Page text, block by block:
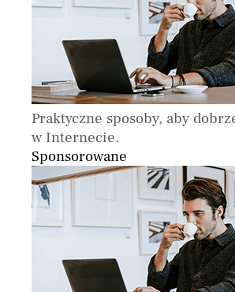
Praktyczne sposoby, aby
w Internecie.
Sponsorowane